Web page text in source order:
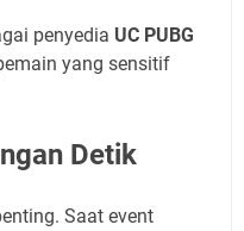
penyedia UC PUBG
yang sensitif
Detik
Saat event